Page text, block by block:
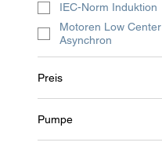
IEC-Norm Induktion
Motoren Low Center
Asynchron
Preis
315 €
Pumpe